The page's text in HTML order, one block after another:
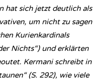
hat sich jetzt deutlich als
um nicht zu sagen
Kurienkardinals
Nichts“) und erklärten
Kermani schreibt in
(S. 292), wie viele